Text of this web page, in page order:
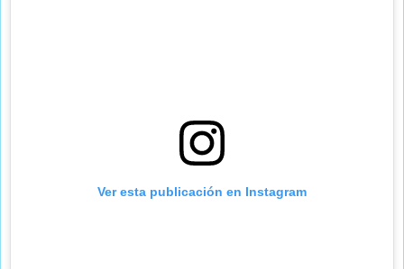
Ver esta publicación en Instagram